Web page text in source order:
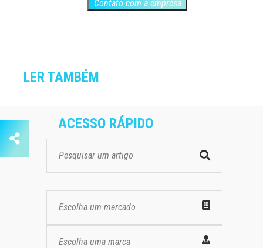
Contato com a empresa
LER TAMBÉM
ACESSO RÁPIDO
Escolha um mercado
Escolha uma marca